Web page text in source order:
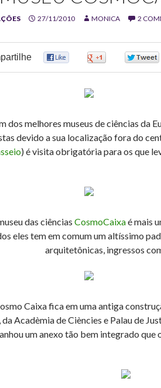
27/11/2010 MONICA 2
dos melhores museus de ciências da
devido a sua localização fora do
) é visita obrigatória para os que
das ciências CosmoCaixaé mais
eles tem em comum um altíssimo
arquitetônicas, ingressos
Caixa fica em uma antiga
da Acadèmia de Ciències e Palau de
um anexo tão bem integrado